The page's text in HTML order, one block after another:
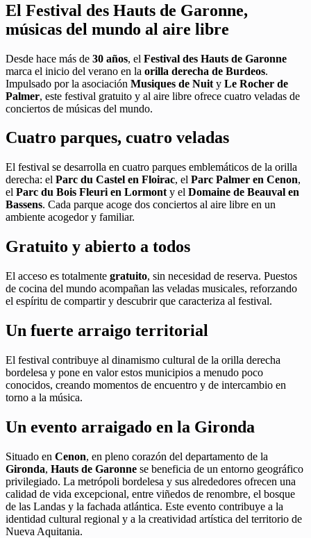
El Festival des Hauts de Garonne,
músicas del mundo al aire libre
Desde hace más de 30 años, el Festival des Hauts de Garonne
marca el inicio del verano en la orilla derecha de Burdeos.
Impulsado por la asociación Musiques de Nuit y Le Rocher de
Palmer, este festival gratuito y al aire libre ofrece cuatro veladas de
conciertos de músicas del mundo.
Cuatro parques, cuatro veladas
El festival se desarrolla en cuatro parques emblemáticos de la orilla
derecha: el Parc du Castel en Floirac, el Parc Palmer en Cenon,
el Parc du Bois Fleuri en Lormont y el Domaine de Beauval en
Bassens. Cada parque acoge dos conciertos al aire libre en un
ambiente acogedor y familiar.
Gratuito y abierto a todos
El acceso es totalmente gratuito, sin necesidad de reserva. Puestos
de cocina del mundo acompañan las veladas musicales, reforzando
el espíritu de compartir y descubrir que caracteriza al festival.
Un fuerte arraigo territorial
El festival contribuye al dinamismo cultural de la orilla derecha
bordelesa y pone en valor estos municipios a menudo poco
conocidos, creando momentos de encuentro y de intercambio en
torno a la música.
Un evento arraigado en la Gironda
Situado en Cenon, en pleno corazón del departamento de la
Gironda, Hauts de Garonne se beneficia de un entorno geográfico
privilegiado. La metrópoli bordelesa y sus alrededores ofrecen una
calidad de vida excepcional, entre viñedos de renombre, el bosque
de las Landas y la fachada atlántica. Este evento contribuye a la
identidad cultural regional y a la creatividad artística del territorio de
Nueva Aquitania.